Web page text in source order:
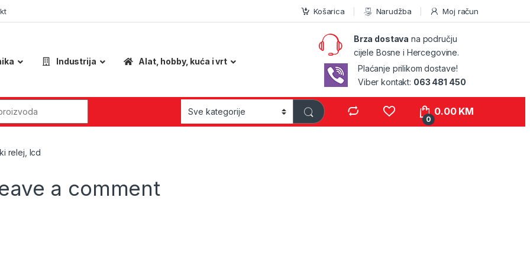
Košarica Narudžba Moj račun
Industrija Alat, hobby, kuća i vrt
Brza dostava na području
cijele Bosne i Hercegovine.
Plaćanje prilikom dostave!
Viber kontakt: 063 481 450
0
0.00 KM
relej, lcd
a comment